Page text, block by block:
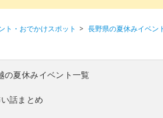
ト・おでかけスポット 長野県の夏休みイベン
夏休みイベント一覧
話まとめ